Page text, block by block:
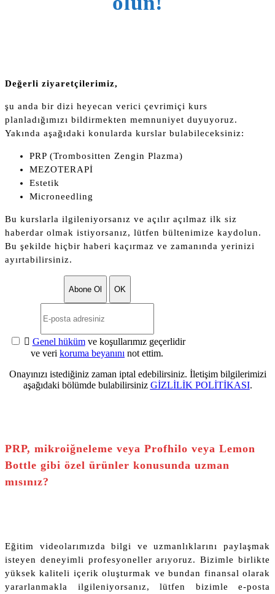
Değerli ziyaretçilerimiz,
şu anda bir dizi heyecan verici çevrimiçi kurs
planladığımızı bildirmekten memnuniyet duyuyoruz.
Yakında aşağıdaki konularda kurslar bulabileceksiniz:
PRP (Trombositten Zengin Plazma)
MEZOTERAPİ
Estetik
Microneedling
Bu kurslarla ilgileniyorsanız ve açılır açılmaz ilk siz
haberdar olmak istiyorsanız, lütfen bültenimize kaydolun.
Bu şekilde hiçbir haberi kaçırmaz ve zamanında yerinizi
ayırtabilirsiniz.
 Genel hükümve koşullarımız geçerlidir
ve veri koruma beyanını not ettim.
Onayınızı istediğiniz zaman iptal edebilirsiniz. İletişim bilgilerimizi
aşağıdaki bölümde bulabilirsiniz GİZLİLİK POLİTİKASI.
PRP, mikroiğneleme veya Profhilo veya Lemon
Bottle gibi özel ürünler konusunda uzman
mısınız?
Eğitim videolarımızda bilgi ve uzmanlıklarını paylaşmak
isteyen deneyimli profesyoneller arıyoruz. Bizimle birlikte
yüksek kaliteli içerik oluşturmak ve bundan finansal olarak
yararlanmakla ilgileniyorsanız, lütfen bizimle e-posta